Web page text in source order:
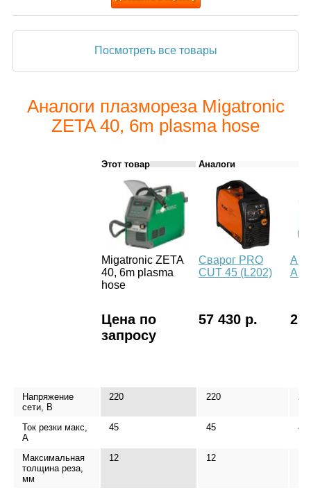
Посмотреть все товары
Аналоги плазмореза Migatronic
ZETA 40, 6m plasma hose
Этот товар Аналоги
Migatronic ZETA
40, 6m plasma
hose
Сварог PRO
CUT 45 (L202)
Цена по
запросу
57 430 р. 27
Напряжение
сети, В
220 220
Ток резки макс,
А
45 45 40
Максимальная
толщина реза,
мм
12 12